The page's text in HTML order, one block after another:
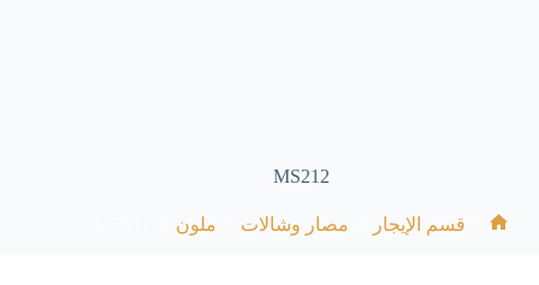
MS212
قسم الإيجار مصار وشالات ملون